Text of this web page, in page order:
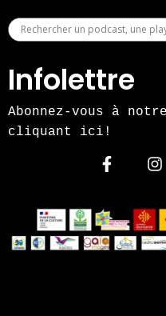
Infolettre
Abonnez-vous à
cliquant ici!